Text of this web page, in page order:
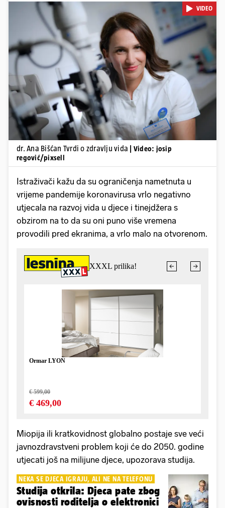
Pokretanje videa...
VIDEO
dr. Ana Bišćan Tvrdi o zdravlju vida
| Video: josip
regović/pixsell
Istraživači kažu da su ograničenja nametnuta u
vrijeme pandemije koronavirusa vrlo negativno
utjecala na razvoj vida u djece i tinejdžera s
obzirom na to da su oni puno više vremena
provodili pred ekranima, a vrlo malo na otvorenom.
Miopija ili kratkovidnost globalno postaje sve veći
javnozdravstveni problem koji će do 2050. godine
utjecati još na milijune djece, upozorava studija.
NEKA SE DJECA IGRAJU, ALI NE NA TELEFONU
Studija otkrila: Djeca pate zbog
ovisnosti roditelja o elektronici